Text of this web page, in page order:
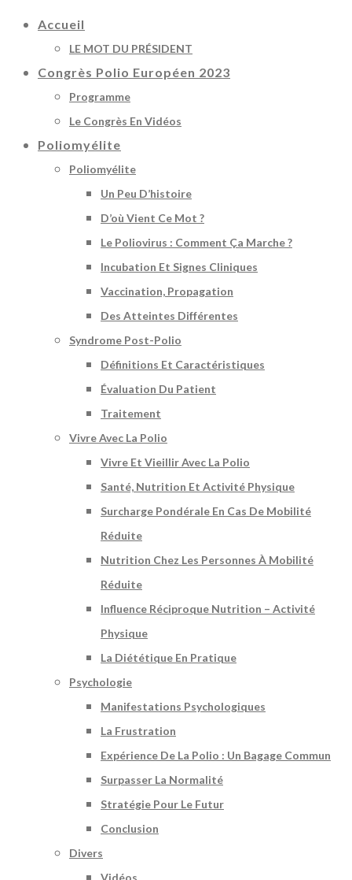
Accueil
LE MOT DU PRÉSIDENT
Congrès Polio Européen 2023
Programme
Le Congrès En Vidéos
Poliomyélite
Poliomyélite
Un Peu D’histoire
D’où Vient Ce Mot ?
Le Poliovirus : Comment Ça Marche ?
Incubation Et Signes Cliniques
Vaccination, Propagation
Des Atteintes Différentes
Syndrome Post-Polio
Définitions Et Caractéristiques
Évaluation Du Patient
Traitement
Vivre Avec La Polio
Vivre Et Vieillir Avec La Polio
Santé, Nutrition Et Activité Physique
Surcharge Pondérale En Cas De Mobilité
Réduite
Nutrition Chez Les Personnes À Mobilité
Réduite
Influence Réciproque Nutrition – Activité
Physique
La Diététique En Pratique
Psychologie
Manifestations Psychologiques
La Frustration
Expérience De La Polio : Un Bagage Commun
Surpasser La Normalité
Stratégie Pour Le Futur
Conclusion
Divers
Vidéos